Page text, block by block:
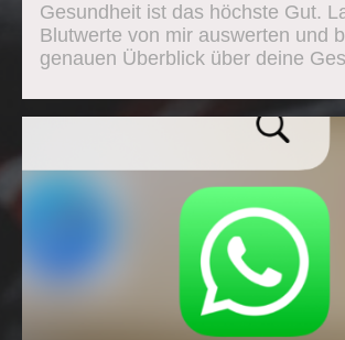
Gesundheit ist das höchste Gut.
Blutwerte von mir auswerten und
genauen Überblick über deine